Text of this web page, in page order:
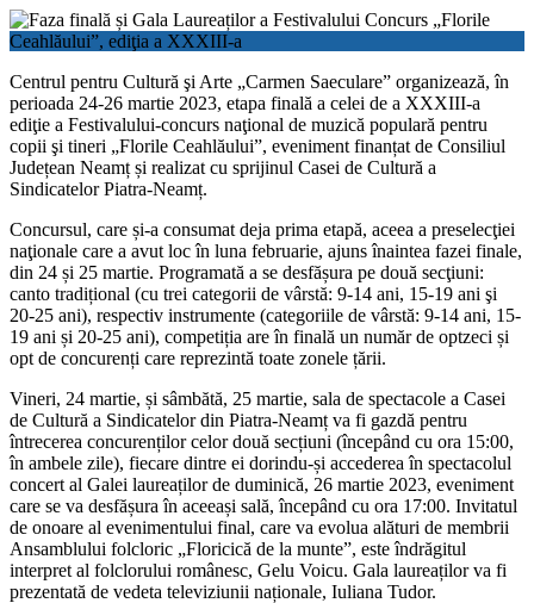
Centrul pentru Cultură şi Arte „Carmen Saeculare” organizează, în
perioada 24-26 martie 2023, etapa finală a celei de a XXXIII-a
ediţie a Festivalului-concurs naţional de muzică populară pentru
copii şi tineri „Florile Ceahlăului”, eveniment finanțat de Consiliul
Județean Neamț și realizat cu sprijinul Casei de Cultură a
Sindicatelor Piatra-Neamț.
Concursul, care și-a consumat deja prima etapă, aceea a preselecţiei
naţionale care a avut loc în luna februarie, ajuns înaintea fazei finale,
din 24 și 25 martie. Programată a se desfășura pe două secţiuni:
canto tradițional (cu trei categorii de vârstă: 9-14 ani, 15-19 ani şi
20-25 ani), respectiv instrumente (categoriile de vârstă: 9-14 ani, 15-
19 ani și 20-25 ani), competiția are în finală un număr de optzeci și
opt de concurenți care reprezintă toate zonele țării.
Vineri, 24 martie, și sâmbătă, 25 martie, sala de spectacole a Casei
de Cultură a Sindicatelor din Piatra-Neamț va fi gazdă pentru
întrecerea concurenților celor două secțiuni (începând cu ora 15:00,
în ambele zile), fiecare dintre ei dorindu-și accederea în spectacolul
concert al Galei laureaților de duminică, 26 martie 2023, eveniment
care se va desfășura în aceeași sală, începând cu ora 17:00. Invitatul
de onoare al evenimentului final, care va evolua alături de membrii
Ansamblului folcloric „Floricică de la munte”, este îndrăgitul
interpret al folclorului românesc, Gelu Voicu. Gala laureaților va fi
prezentată de vedeta televiziunii naționale, Iuliana Tudor.